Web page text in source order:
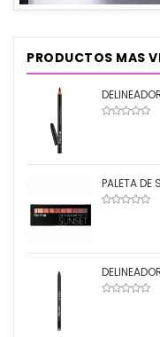
PRODUCTOS MAS
PALETA DE